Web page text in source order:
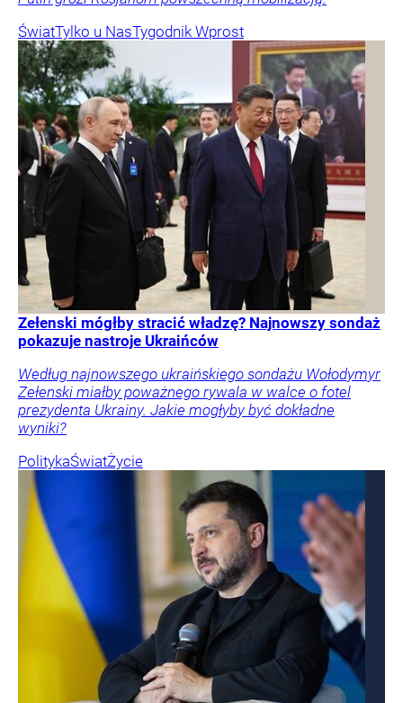
ŚwiatTylko u NasTygodnik Wprost
Zełenski mógłby stracić władzę? Najnowszy sondaż
pokazuje nastroje Ukraińców
Według najnowszego ukraińskiego sondażu Wołodymyr
Zełenski miałby poważnego rywala w walce o fotel
prezydenta Ukrainy. Jakie mogłyby być dokładne
wyniki?
PolitykaŚwiatŻycie